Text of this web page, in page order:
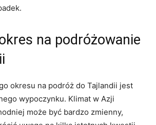
na podróżowanie
okresu⁢ na⁢ podróż do Tajlandii jest
wypoczynku.‍ Klimat w Azji
⁣może być‍ bardzo zmienny,